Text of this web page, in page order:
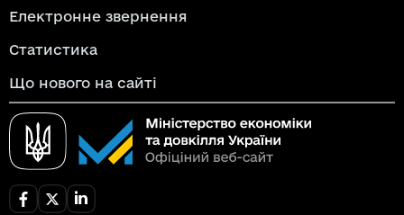
Електронне звернення
Статистика
Що нового на сайті